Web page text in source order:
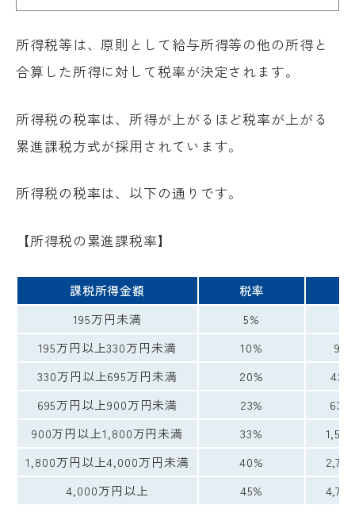
所得税等は、原則として給与所得等の他の所得と
合算した所得に対して税率が決定されます。
所得税の税率は、所得が上がるほど税率が上がる
累進課税方式が採用されています。
所得税の税率は、以下の通りです。
【所得税の累進課税率】
課税所得金額 税率
195万円未満
5%
195万円以上330万円未満
10%
330万円以上695万円未満
20%
695万円以上900万円未満
23%
900万円以上1,800万円未満
33%
1,800万円以上4,000万円未満
40%
4,000万円以上
45%